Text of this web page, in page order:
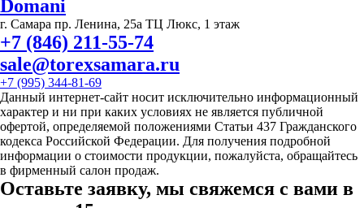
Domani
г. Самара пр. Ленина, 25а ТЦ Люкс, 1 этаж
+7 (846) 211-55-74
sale@torexsamara.ru
+7 (995) 344-81-69
Данный интернет-сайт носит исключительно информационный
характер и ни при каких условиях не является публичной
офертой, определяемой положениями Статьи 437 Гражданского
кодекса Российской Федерации. Для получения подробной
информации о стоимости продукции, пожалуйста, обращайтесь
в фирменный салон продаж.
Оставьте заявку, мы свяжемся с вами в